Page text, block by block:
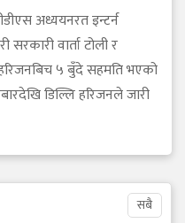
अध्ययनरत इन्टर्न
वार्ता टोली र
५ बुँदे सहमति भएको
डिल्लि हरिजनले जारी
सबै